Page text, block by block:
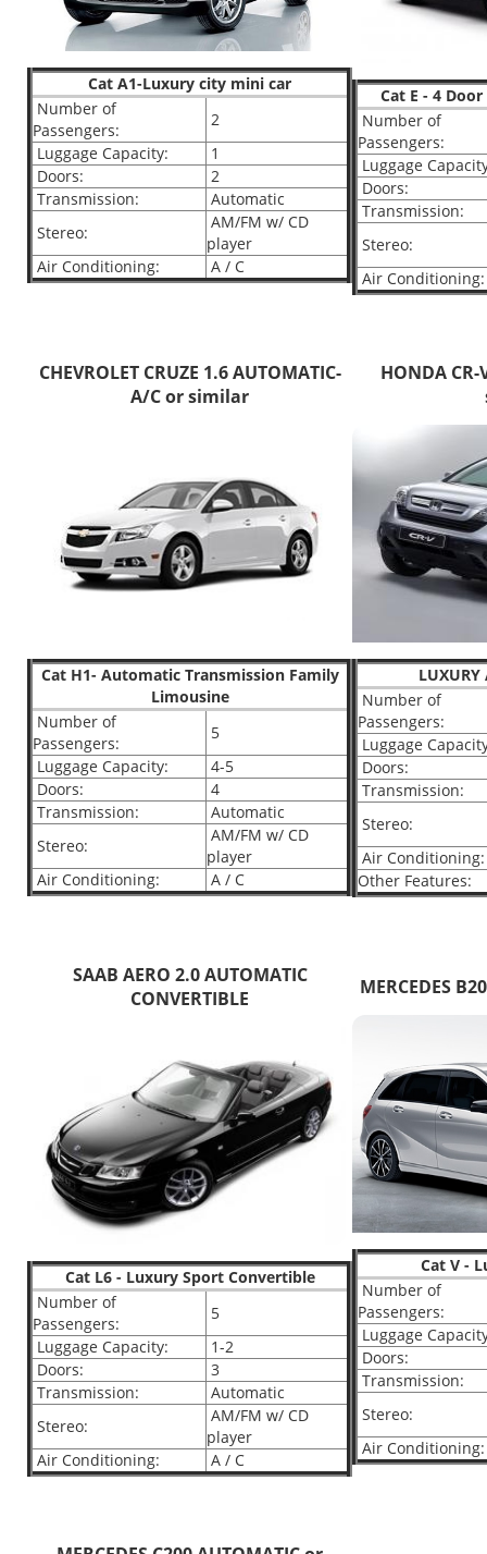
Cat A1-Luxury city mini car
Number of
Passengers:
2
Luggage Capacity:
1
Doors:
2
Transmission:
Automatic
Stereo:
AM/FM w/ CD
player
Air Conditioning:
A / C
Cat E - 4
Number of
Passengers:
Luggage
Doors:
Transmission:
Stereo:
Air Conditioning:
CHEVROLET CRUZE 1.6 AUTOMATIC-
A/C or similar
Cat H1- Automatic Transmission Family
Limousine
Number of
Passengers:
5
Luggage Capacity:
4-5
Doors:
4
Transmission:
Automatic
Stereo:
AM/FM w/ CD
player
Air Conditioning:
A / C
HONDA CR-
LUXURY
Number of
Passengers:
Luggage
Doors:
Transmission:
Stereo:
Air Conditioning:
Other Features:
SAAB AERO 2.0 AUTOMATIC
CONVERTIBLE
Cat L6 - Luxury Sport Convertible
Number of
Passengers:
5
Luggage Capacity:
1-2
Doors:
3
Transmission:
Automatic
Stereo:
AM/FM w/ CD
player
Air Conditioning:
A / C
MERCEDES
Cat V -
Number of
Passengers:
Luggage
Doors:
Transmission:
Stereo:
Air Conditioning: